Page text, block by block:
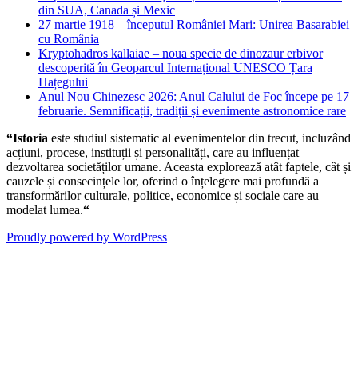
din SUA, Canada și Mexic
27 martie 1918 – începutul României Mari: Unirea Basarabiei
cu România
Kryptohadros kallaiae – noua specie de dinozaur erbivor
descoperită în Geoparcul Internațional UNESCO Țara
Hațegului
Anul Nou Chinezesc 2026: Anul Calului de Foc începe pe 17
februarie. Semnificații, tradiții și evenimente astronomice rare
“Istoria este studiul sistematic al evenimentelor din trecut, incluzând
acțiuni, procese, instituții și personalități, care au influențat
dezvoltarea societăților umane. Aceasta explorează atât faptele, cât și
cauzele și consecințele lor, oferind o înțelegere mai profundă a
transformărilor culturale, politice, economice și sociale care au
modelat lumea.“
Proudly powered by WordPress